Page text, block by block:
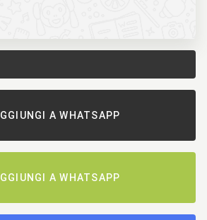
A WHATSAPP
A WHATSAPP